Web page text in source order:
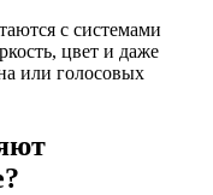
с системами
цвет и даже
или голосовых